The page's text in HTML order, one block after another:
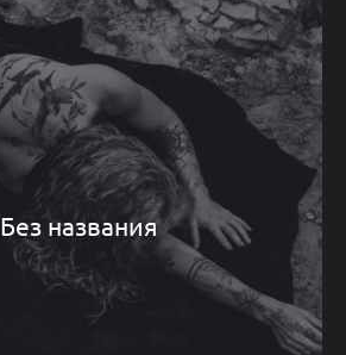
Без названия